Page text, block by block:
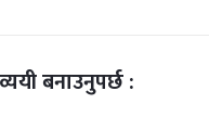
बनाउनुपर्छ :